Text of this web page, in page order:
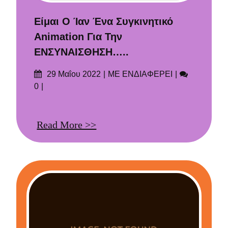
Είμαι Ο Ίαν Ένα Συγκινητικό
Animation Για Την
ΕΝΣΥΝΑΙΣΘΗΣΗ…..
Δημοσιεύτηκε
στις
29 Μαΐου 2022 Categories
ΜΕ ΕΝΔΙΑΦΕΡΕΙ
0
Read More >>